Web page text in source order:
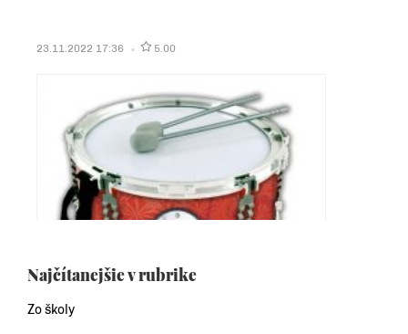
23.11.2022 17:36 5.00
Najčítanejšie v rubrike
Zo školy